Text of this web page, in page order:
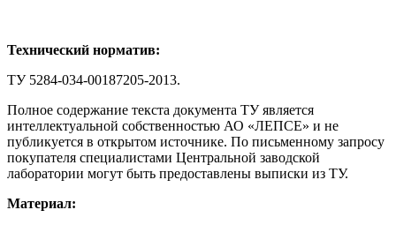
Технический норматив:
ТУ 5284-034-00187205-2013.
Полное содержание текста документа ТУ является
интеллектуальной собственностью АО «ЛЕПСЕ» и не
публикуется в открытом источнике. По письменному запросу
покупателя специалистами Центральной заводской
лаборатории могут быть предоставлены выписки из ТУ.
Материал: